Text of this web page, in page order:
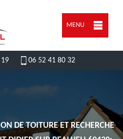
MENU
06 52 41 80 32
DE TOITURE ET RECHERCHE